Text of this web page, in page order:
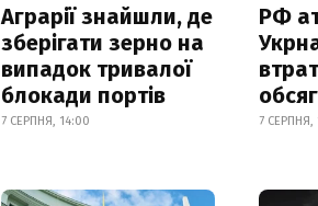
Аграрії знайшли, де
зберігати зерно на
випадок тривалої
блокади портів
7 СЕРПНЯ, 14:00
РФ
7 СЕРПНЯ,